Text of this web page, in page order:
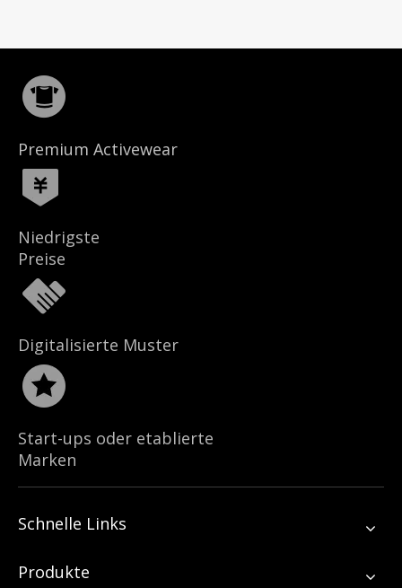
Premium Activewear
Niedrigste
Preise
Digitalisierte Muster
Start-ups oder etablierte
Marken
Schnelle Links
Produkte